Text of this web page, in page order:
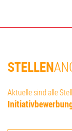
STELLEN
Aktuelle sind alle